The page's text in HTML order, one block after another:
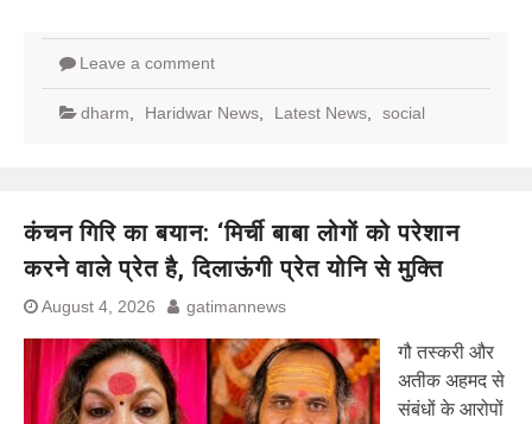
Leave a comment
dharm Haridwar News Latest News social
कंचन गिरि का बयान: ‘मिर्ची बाबा लोगों को परेशान
करने वाले प्रेत है, दिलाऊंगी प्रेत योनि से मुक्ति
August 4, 2026 gatimannews
गौ तस्करी और
अतीक अहमद से
संबंधों के आरोपों